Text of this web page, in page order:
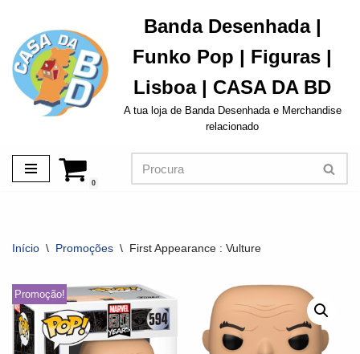
Avançar
para
o
conteúdo
Banda Desenhada |
Funko Pop | Figuras |
Lisboa | CASA DA BD
A tua loja de Banda Desenhada e Merchandise
relacionado
0
Início \ Promoções \ First Appearance : Vulture
Promoção!